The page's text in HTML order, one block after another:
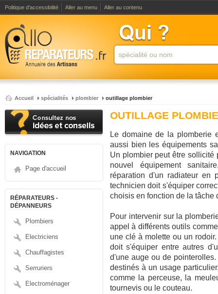
Politique d'accessibilité Aller au menu Aller au contenu
Accueil spécialités plombier outillage plombier
NAVIGATION
Page d'accueil
RÉPARATEURS -
DÉPANNEURS
Plombiers
Electriciens
Chauffagistes
Serruriers
Electroménager
OUTILLAGE
Le domaine de la plomberie
aussi bien les équipements
Un plombier peut être sollicité
nouvel équipement
réparation d'un radiateur en
technicien doit s'équiper
choisis en fonction de la tâche
Pour intervenir sur la
appel à différents outils
une clé à molette ou un
doit s'équiper entre autres
d'une auge ou de
destinés à un usage
comme la perceuse, la
tournevis ou le couteau.